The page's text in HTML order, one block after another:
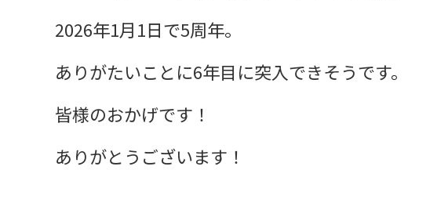
2026年1月1日で5周年。
ありがたいことに6年目に突入できそうです。
皆様のおかげです！
ありがとうございます！